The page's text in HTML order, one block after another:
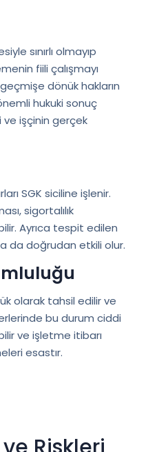
sınırlı olmayıp
fiili çalışmayı
dönük hakların
hukuki sonuç
ve işçinin gerçek
SGK siciline işlenir.
sigortalılık
Ayrıca tespit edilen
da doğrudan etkili olur.
olarak tahsil edilir ve
bu durum ciddi
ve işletme itibarı
esastır.